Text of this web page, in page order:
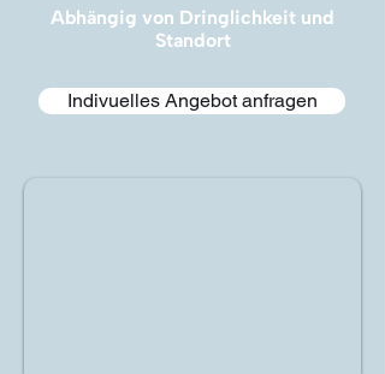
Abhängig von Dringlichkeit und
Standort
Indivuelles Angebot anfragen